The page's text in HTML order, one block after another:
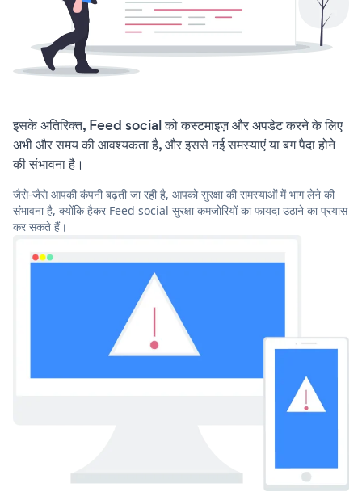
इसके अतिरिक्त, Feed social को कस्टमाइज़ और अपडेट करने के लिए
अभी और समय की आवश्यकता है, और इससे नई समस्याएं या बग पैदा होने
की संभावना है।
जैसे-जैसे आपकी कंपनी बढ़ती जा रही है, आपको सुरक्षा की समस्याओं में भाग लेने की
संभावना है, क्योंकि हैकर Feed social सुरक्षा कमजोरियों का फायदा उठाने का प्रयास
कर सकते हैं।